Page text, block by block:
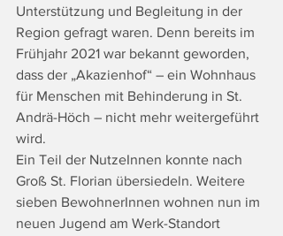
Unterstützung und Begleitung in der
Region gefragt waren. Denn bereits im
Frühjahr 2021 war bekannt geworden,
dass der „Akazienhof“ – ein Wohnhaus
für Menschen mit Behinderung in St.
Andrä-Höch – nicht mehr weitergeführt
wird.
Ein Teil der NutzeInnen konnte nach
Groß St. Florian übersiedeln. Weitere
sieben BewohnerInnen wohnen nun im
neuen Jugend am Werk-Standort